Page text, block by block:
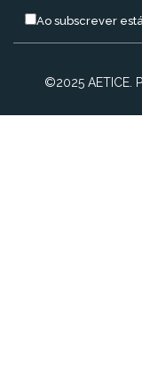
Ao subscrever
©2025 AETICE.